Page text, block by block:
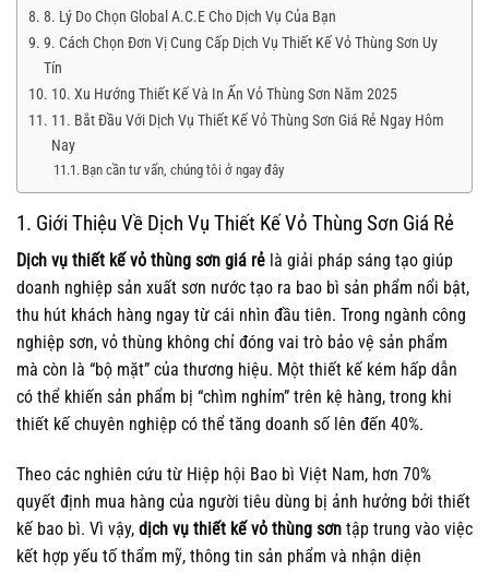
8. Lý Do Chọn Global A.C.E Cho Dịch Vụ Của Bạn
9. Cách Chọn Đơn Vị Cung Cấp Dịch Vụ Thiết Kế Vỏ Thùng Sơn Uy
Tín
10. Xu Hướng Thiết Kế Và In Ấn Vỏ Thùng Sơn Năm 2025
11. Bắt Đầu Với Dịch Vụ Thiết Kế Vỏ Thùng Sơn Giá Rẻ Ngay Hôm
Nay
Bạn cần tư vấn, chúng tôi ở ngay đây
1. Giới Thiệu Về Dịch Vụ Thiết Kế Vỏ Thùng Sơn Giá Rẻ
Dịch vụ thiết kế vỏ thùng sơn giá rẻ là giải pháp sáng tạo giúp
doanh nghiệp sản xuất sơn nước tạo ra bao bì sản phẩm nổi bật,
thu hút khách hàng ngay từ cái nhìn đầu tiên. Trong ngành công
nghiệp sơn, vỏ thùng không chỉ đóng vai trò bảo vệ sản phẩm
mà còn là “bộ mặt” của thương hiệu. Một thiết kế kém hấp dẫn
có thể khiến sản phẩm bị “chìm nghỉm” trên kệ hàng, trong khi
thiết kế chuyên nghiệp có thể tăng doanh số lên đến 40%.
Theo các nghiên cứu từ Hiệp hội Bao bì Việt Nam, hơn 70%
quyết định mua hàng của người tiêu dùng bị ảnh hưởng bởi thiết
kế bao bì. Vì vậy, dịch vụ thiết kế vỏ thùng sơn tập trung vào việc
kết hợp yếu tố thẩm mỹ, thông tin sản phẩm và nhận diện